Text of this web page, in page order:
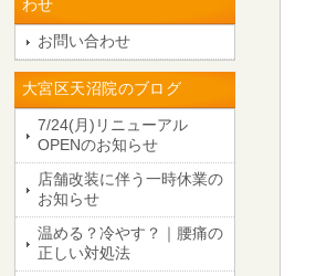
わせ
お問い合わせ
大宮区天沼院のブログ
7/24(月)リニューアル
OPENのお知らせ
店舗改装に伴う一時休業の
お知らせ
温める？冷やす？｜腰痛の
正しい対処法